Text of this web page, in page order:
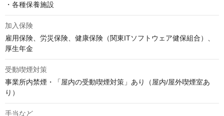
・各種保養施設
加入保険
雇用保険、労災保険、健康保険（関東ITソフトウェア健保組合）、
厚生年金
受動喫煙対策
事業所内禁煙・「屋内の受動喫煙対策」あり（屋内/屋外喫煙室あ
り）
手当など